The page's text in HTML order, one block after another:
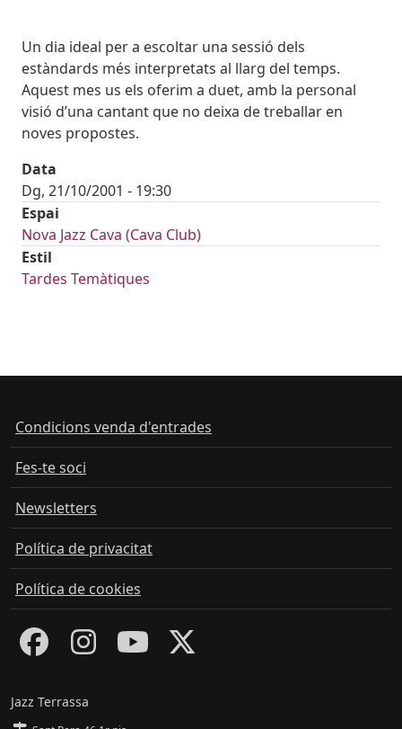
Body
Un dia ideal per a escoltar una sessió dels
estàndards més interpretats al llarg del temps.
Aquest mes us els oferim a duet, amb la personal
visió d’una cantant que no deixa de treballar en
noves propostes.
Data
Dg, 21/10/2001 - 19:30
Espai
Nova Jazz Cava (Cava Club)
Estil
Tardes Temàtiques
Condicions venda d'entrades
Fes-te soci
Newsletters
Política de privacitat
Política de cookies
Jazz Terrassa